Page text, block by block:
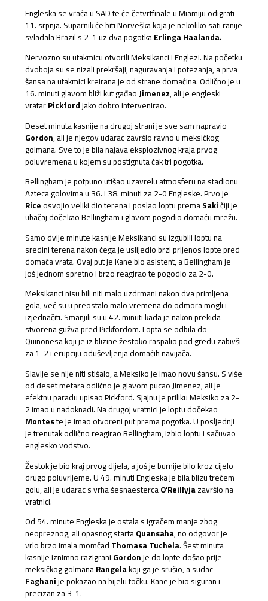
Engleska se vraća u SAD te će četvrtfinale u Miamiju odigrati
11. srpnja. Suparnik će biti Norveška koja je nekoliko sati ranije
svladala Brazil s 2-1 uz dva pogotka Erlinga Haalanda.
Nervozno su utakmicu otvorili Meksikanci i Englezi. Na početku
dvoboja su se nizali prekršaji, naguravanja i potezanja, a prva
šansa na utakmici kreirana je od strane domaćina. Odlično je u
16. minuti glavom bliži kut gađao Jimenez, ali je engleski
vratar Pickfordjako dobro intervenirao.
Deset minuta kasnije na drugoj strani je sve sam napravio
Gordon, ali je njegov udarac završio ravno u meksičkog
golmana. Sve to je bila najava eksplozivnog kraja prvog
poluvremena u kojem su postignuta čak tri pogotka.
Bellingham je potpuno utišao uzavrelu atmosferu na stadionu
Azteca golovima u 36. i 38. minuti za 2-0 Engleske. Prvo je
Rice osvojio veliki dio terena i poslao loptu prema Sakičiji je
ubačaj dočekao Bellingham i glavom pogodio domaću mrežu.
Samo dvije minute kasnije Meksikanci su izgubili loptu na
sredini terena nakon čega je uslijedio brzi prijenos lopte pred
domaća vrata. Ovaj put je Kane bio asistent, a Bellingham je
još jednom spretno i brzo reagirao te pogodio za 2-0.
Meksikanci nisu bili niti malo uzdrmani nakon dva primljena
gola, već su u preostalo malo vremena do odmora mogli i
izjednačiti. Smanjili su u 42. minuti kada je nakon prekida
stvorena gužva pred Pickfordom. Lopta se odbila do
Quinonesa koji je iz blizine žestoko raspalio pod gredu zabivši
za 1-2 i erupciju oduševljenja domaćih navijača.
Slavlje se nije niti stišalo, a Meksiko je imao novu šansu. S više
od deset metara odlično je glavom pucao Jimenez, ali je
efektnu paradu upisao Pickford. Sjajnu je priliku Meksiko za 2-
2 imao u nadoknadi. Na drugoj vratnici je loptu dočekao
Monteste je imao otvoreni put prema pogotka. U posljednji
je trenutak odlično reagirao Bellingham, izbio loptu i sačuvao
englesko vodstvo.
Žestok je bio kraj prvog dijela, a još je burnije bilo kroz cijelo
drugo poluvrijeme. U 49. minuti Engleska je bila blizu trećem
golu, ali je udarac s vrha šesnaesterca O’Reillyja završio na
vratnici.
Od 54. minute Engleska je ostala s igračem manje zbog
neopreznog, ali opasnog starta Quansaha, no odgovor je
vrlo brzo imala momčad Thomasa Tuchela. Šest minuta
kasnije iznimno razigrani Gordonje do lopte došao prije
meksičkog golmana Rangelakoji ga je srušio, a sudac
Faghanije pokazao na bijelu točku. Kane je bio siguran i
precizan za 3-1.